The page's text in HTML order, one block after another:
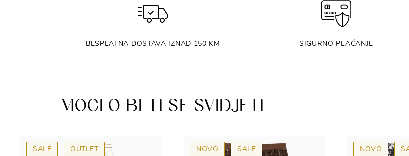
BESPLATNA DOSTAVA IZNAD 150 KM SIGURNO PLAĆANJE
MOGLO BI TI SE SVIDJETI
SALE OUTLET NOVO SALE NOVO